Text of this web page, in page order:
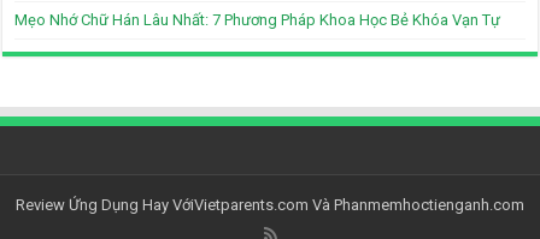
Mẹo Nhớ Chữ Hán Lâu Nhất: 7 Phương Pháp Khoa Học Bẻ Khóa Vạn Tự
Review Ứng Dụng Hay VớiVietparents.com Và Phanmemhoctienganh.com